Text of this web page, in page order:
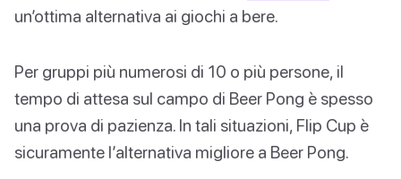
un’ottima alternativa ai giochi a bere.
Per gruppi più numerosi di 10 o più persone, il
tempo di attesa sul campo di Beer Pong è spesso
una prova di pazienza. In tali situazioni, Flip Cup è
sicuramente l’alternativa migliore a Beer Pong.